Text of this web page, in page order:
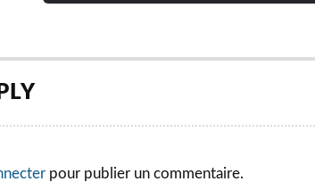
pour publier un commentaire.